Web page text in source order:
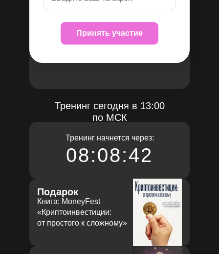
Тренинг начнется через:
08:08:42
Подарок
Книга: MoneyFest
«Криптоинвестиции:
от простого к сложному»
Принять участие
Тренинг сегодня в 13:00
по МСК